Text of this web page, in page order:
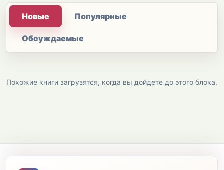
Новые Популярные
Обсуждаемые
Похожие книги загрузятся, когда вы дойдете до этого блока.